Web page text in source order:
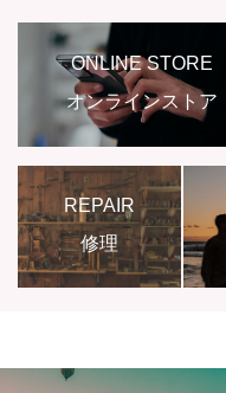
ONLINE STORE
オンラインストア
REPAIR
修理